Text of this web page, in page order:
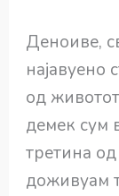
Деноиве,
најавуено
од
демек сум
третина од
доживуам